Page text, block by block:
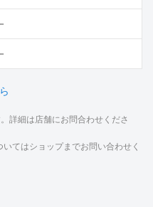
－
－
詳細は店舗にお問合わせくださ
てはショップまでお問い合わせく